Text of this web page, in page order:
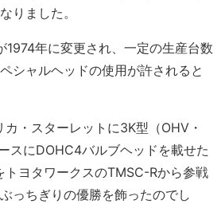
りました。
1974年に変更され、一定の生産台数
シャルヘッドの使用が許されると
カ・スターレットに3K型（OHV・
スにDOHC4バルブヘッドを載せた
トヨタワークスのTMSC-Rから参戦
っちぎりの優勝を飾ったのでし